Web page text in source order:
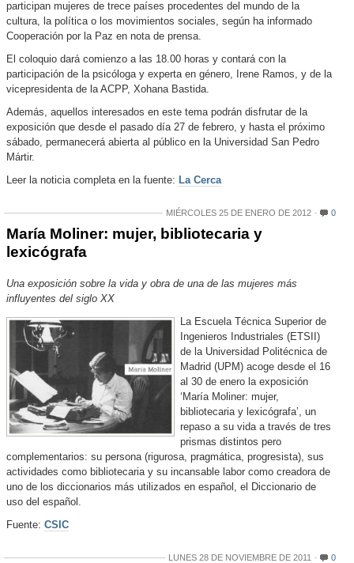
participan mujeres de trece países procedentes del mundo de la
cultura, la política o los movimientos sociales, según ha informado
Cooperación por la Paz en nota de prensa.
El coloquio dará comienzo a las 18.00 horas y contará con la
participación de la psicóloga y experta en género, Irene Ramos, y de la
vicepresidenta de la ACPP, Xohana Bastida.
Además, aquellos interesados en este tema podrán disfrutar de la
exposición que desde el pasado día 27 de febrero, y hasta el próximo
sábado, permanecerá abierta al público en la Universidad San Pedro
Mártir.
Leer la noticia completa en la fuente: La Cerca
MIÉRCOLES 25 DE ENERO DE 2012 0
María Moliner: mujer, bibliotecaria y
lexicógrafa
Una exposición sobre la vida y obra de una de las mujeres más
influyentes del siglo XX
La Escuela Técnica Superior de
Ingenieros Industriales (ETSII)
de la Universidad Politécnica de
Madrid (UPM) acoge desde el 16
al 30 de enero la exposición
‘María Moliner: mujer,
bibliotecaria y lexicógrafa’, un
repaso a su vida a través de tres
prismas distintos pero
complementarios: su persona (rigurosa, pragmática, progresista), sus
actividades como bibliotecaria y su incansable labor como creadora de
uno de los diccionarios más utilizados en español, el Diccionario de
uso del español.
Fuente: CSIC
LUNES 28 DE NOVIEMBRE DE 2011 0